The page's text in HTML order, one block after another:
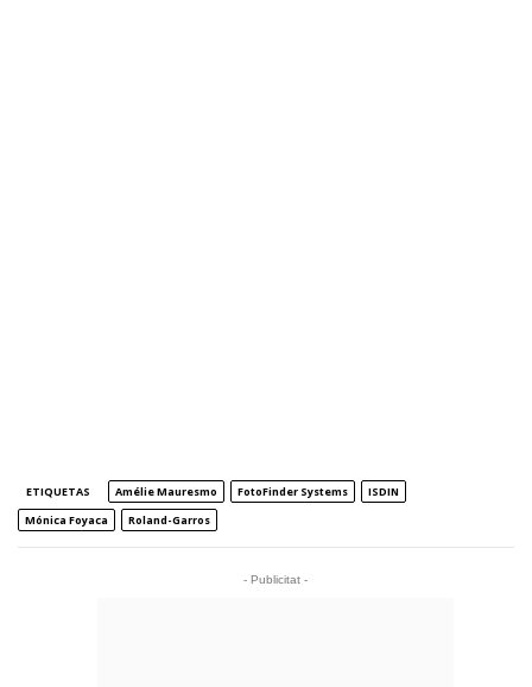
ETIQUETAS Amélie Mauresmo FotoFinder Systems
ISDIN
Mónica Foyaca
Roland-Garros
- Publicitat -